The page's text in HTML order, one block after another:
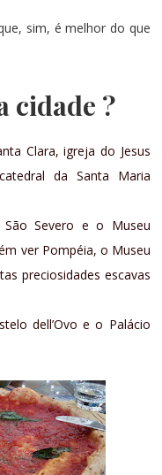
sim, é melhor do que
cidade ?
Clara, igreja do Jesus
da Santa Maria
São Severo e o Museu
ver Pompéia, o Museu
preciosidades escavas
dell’Ovo e o Palácio